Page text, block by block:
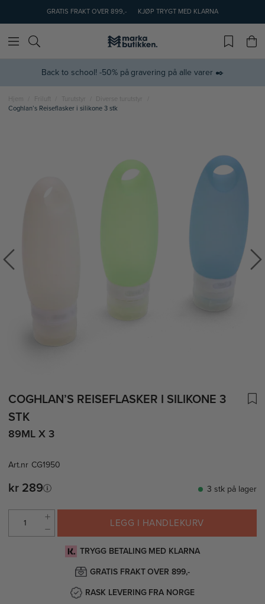
GRATIS FRAKT OVER 899,- KJØP TRYGT MED KLARNA
Back to school! -50% på gravering på alle varer ✒️
Hjem Friluft
Diverse turutstyr
Coghlan’s Reiseflasker i silikone 3 stk
COGHLAN’S REISEFLASKER I SILIKONE 3
STK
89ML X 3
Art.nr CG1950
kr 289 3 stk på lager
LEGG I HANDLEKURV
TRYGG BETALING MED KLARNA
GRATIS FRAKT OVER 899,-
RASK LEVERING FRA NORGE